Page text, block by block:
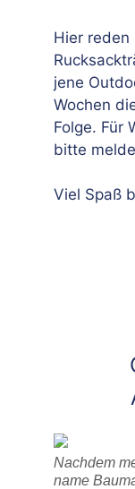
Hier reden
jene
Wochen
Folge. Für
bitte
Viel Spaß
Nachdem
name